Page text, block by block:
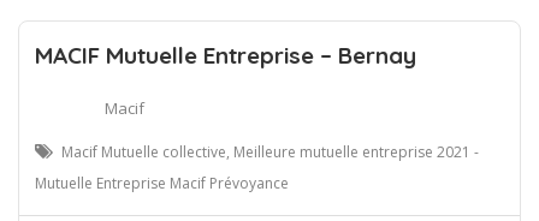
MACIF Mutuelle Entreprise – Bernay
Macif
Macif Mutuelle collective, Meilleure mutuelle entreprise 2021 -
Mutuelle Entreprise Macif Prévoyance